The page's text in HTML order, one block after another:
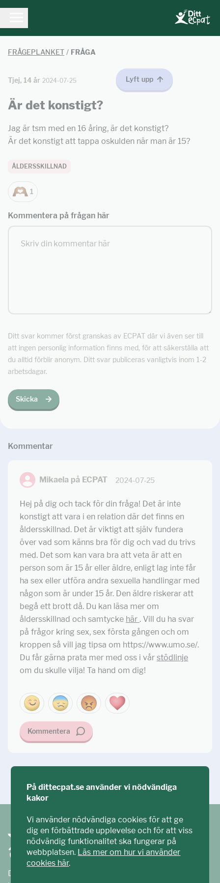
FRÅGEPLANKET / FRÅGA
Tjej, 14 år 2024-07-25 Lyft upp
Är det konstigt?
Jag är tsm med en 16 åring, är det konstigt?
Är det konstigt att tappa oskulden när man är 15?
ÅLDERSSKILLNAD
1
Kommentera på frågan här
Ditt svar kommer först granskas av ECPAT där vi även ser till
att ingen personlig information finns med, för att säkerställa att
du alltid förblir anonym. Ditt svar publiceras vanligtvis inom 1-2
arbetsdagar.
Skicka
Kommentar
Mikaela på ECPAT 2024-07-25
Hej på dig och tack för din fråga! Det är inte
konstigt att vara i en relation där det finns en
åldersskillnad. Det är viktigt att själv fundera
över vad som känns bra för dig och vad du trivs
med. Det som kan vara bra att veta är att en
person som är 15 år eller äldre, enligt lag inte får
ha sex eller utföra andra sexuella handlingar med
någon som är under 15 år. Den äldre riskerar att
begå ett brott då. Du kan läsa mer om
åldersskillnad och samtycke här . Vill du ha svar
på frågor kring sex, sex första gången och om
kroppen så vill jag tipsa om https://www.umo.se/.
Du får gärna prata mer med oss i vår stödlinje
om du skulle vilja! Ta hand om dig!
Kommentera
Ditt ECPAT har tagits fram tillsammans med barn och
På dittecpat.se använder vi nödvändiga
kakor
Vi använder nödvändiga cookies för att ge
dig en förbättrade upplevelse och för att viss
nödvändig funktionalitet ska fungerar på
webbplatsen. Läs mer om hur vi använder
cookies här.